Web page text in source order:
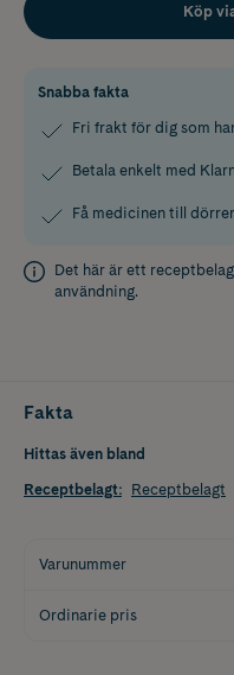
Köp
Snabba fakta
Fri frakt för dig som
Betala enkelt med
Få medicinen till
Det här är ett
användning.
Fakta
Hittas även bland
Receptbelagt: Receptbelagt
Varunummer
Ordinarie pris